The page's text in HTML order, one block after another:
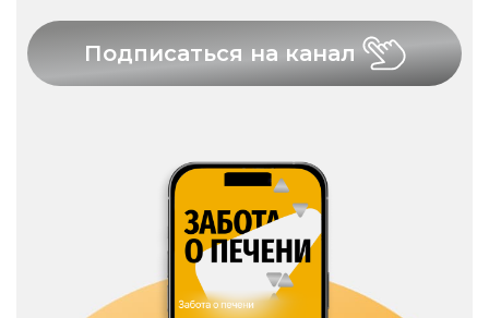
Подписаться на канал